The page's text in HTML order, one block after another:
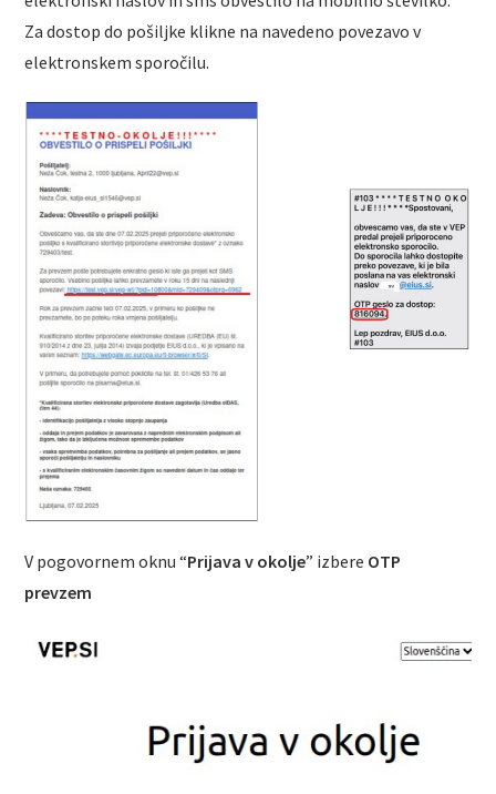
Za dostop do pošiljke klikne na navedeno povezavo v
elektronskem sporočilu.
V pogovornem oknu “Prijava v okolje” izbere OTP
prevzem